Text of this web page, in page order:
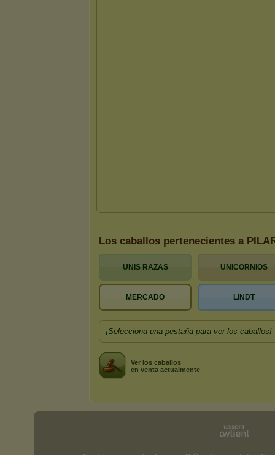
Los caballos pertenecientes a
UNIS RAZAS UNICORNIOS
MERCADO LINDT
¡Selecciona una pestaña para ver los caballos!
Ver los caballos
en venta actualmente